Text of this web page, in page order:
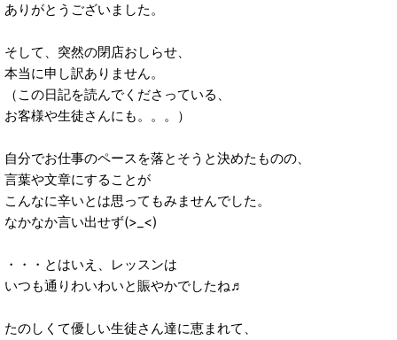
ありがとうございました。
そして、突然の閉店おしらせ、
本当に申し訳ありません。
（この日記を読んでくださっている、
お客様や生徒さんにも。。。）
自分でお仕事のペースを落とそうと決めたものの、
言葉や文章にすることが
こんなに辛いとは思ってもみませんでした。
なかなか言い出せず(>_<)
・・・とはいえ、レッスンは
いつも通りわいわいと賑やかでしたね♬
たのしくて優しい生徒さん達に恵まれて、